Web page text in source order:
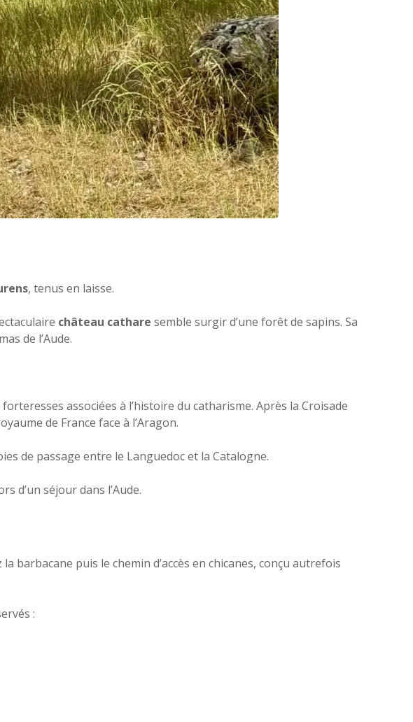
, tenus en laisse.
château cathare semble surgir d’une forêt de sapins. Sa
de l’Aude.
associées à l’histoire du catharisme. Après la Croisade
de France face à l’Aragon.
de passage entre le Languedoc et la Catalogne.
d’un séjour dans l’Aude.
barbacane puis le chemin d’accès en chicanes, conçu autrefois
: